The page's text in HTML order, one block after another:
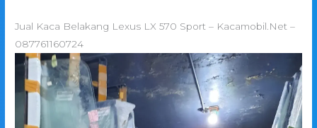
Jual Kaca Belakang Lexus LX 570 Sport – Kacamobil.Net –
087761160724